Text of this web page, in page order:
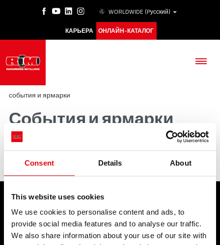
Consent Details About
This website uses cookies
We use cookies to personalise content and ads, to
provide social media features and to analyse our traffic.
We also share information about your use of our site with
WORLDWIDE (Pусский)
КАРЬЕРА ОНЛАЙН-КАТАЛОГ
КОМПАНИЯ
ПРОДУКЦИЯ
ESG
АКАДЕМИЯ
BIM
ОСНОВНЫЕ МОМЕНТЫ
события и ярмарки
События и ярмарки
ПРОДУКЦИЯ
СЕРВИС
СОБЫТИЯ И